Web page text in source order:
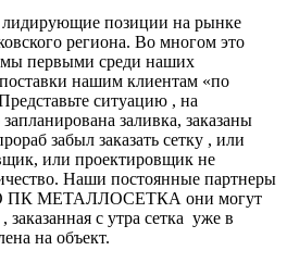
позиции на рынке
региона. Во многом это
мы первыми среди наших
нашим клиентам «по
ситуацию , на
заливка, заказаны
забыл заказать сетку , или
или проектировщик не
Наши постоянные партнеры
ПК МЕТАЛЛОСЕТКА они могут
заказанная с утра сетка уже в
на объект.